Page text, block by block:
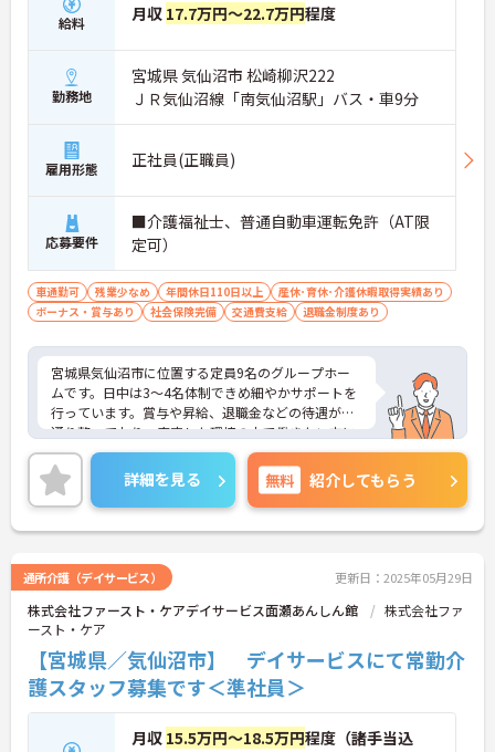
給料 月収 17.7万円～22.7万円程度
勤務地
宮城県 気仙沼市 松崎柳沢222
ＪＲ気仙沼線「南気仙沼駅」バス・車9分
雇用形態 正社員(正職員)
応募要件
■介護福祉士、普通自動車運転免許（AT限
定可）
車通勤可 残業少なめ 年間休日110日以上
産休･育休･介護休暇取得実績あり
ボーナス・賞与あり
社会保険完備 交通費支給 退職金制度あり
宮城県気仙沼市に位置する定員9名のグループホー
ムです。日中は3～4名体制できめ細やかサポートを
行っています。賞与や昇給、退職金などの待遇が一
通り整っており、安定した環境の中で働きたい方に
ピッタリです!ご興味のある方には、面接対策ポイン
トなど、さらに詳細をお話しいたしますのでお気軽
にご相談ください！
詳細を見る 無料 紹介してもらう
通所介護（デイサービス） 更新日：2025年05月29日
株式会社ファースト・ケアデイサービス面瀬あんしん館
株式会社ファ
ースト・ケア
【宮城県／気仙沼市】 デイサービスにて常勤介
護スタッフ募集です＜準社員＞
月収 15.5万円～18.5万円程度（諸手当込